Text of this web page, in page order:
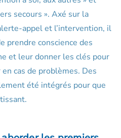
secours ». Axé sur la
appel et l’intervention, il
prendre conscience des
et leur donner les clés pour
cas de problèmes. Des
été intégrés pour que